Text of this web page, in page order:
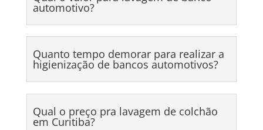
automotivo?
Quanto tempo demorar para realizar a
higienização de bancos automotivos?
Qual o preço pra lavagem de colchão
em Curitiba?